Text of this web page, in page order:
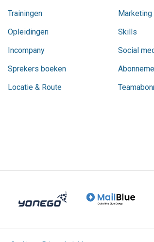
Trainingen
Opleidingen
Incompany
Sprekers boeken
Locatie & Route
Marketing
Skills
Social